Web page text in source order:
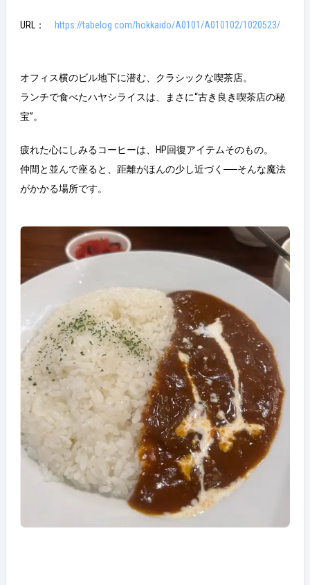
URL： https://tabelog.com/hokkaido/A0101/A010102/1020523/
オフィス横のビル地下に潜む、クラシックな喫茶店。
ランチで食べたハヤシライスは、まさに“古き良き喫茶店の秘
宝”。
疲れた心にしみるコーヒーは、HP回復アイテムそのもの。
仲間と並んで座ると、距離がほんの少し近づく──そんな魔法
がかかる場所です。